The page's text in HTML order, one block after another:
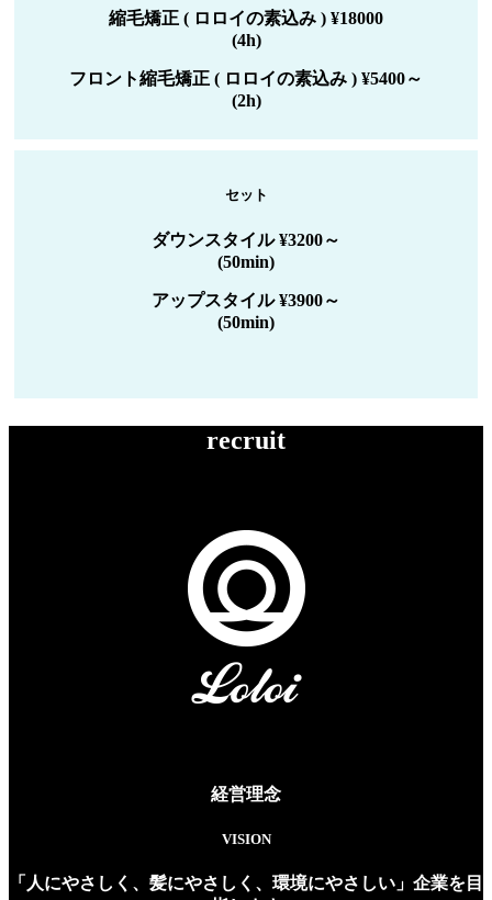
縮毛矯正 ( ロロイの素込み ) ¥18000
(4h)
フロント縮毛矯正 ( ロロイの素込み ) ¥5400～
(2h)
セット
ダウンスタイル ¥3200～
(50min)
アップスタイル ¥3900～
(50min)
recruit
経営理念
VISION
「人にやさしく、髪にやさしく、環境にやさしい」企業を目